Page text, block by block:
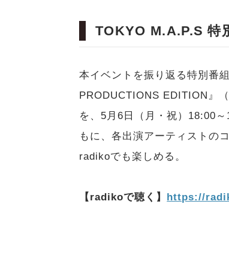
TOKYO M.A.P.S 特
本イベントを振り返る特別番
PRODUCTIONS EDITION』
を、5月6日（月・祝）18:00
もに、各出演アーティストの
radikoでも楽しめる。
【radikoで聴く】 https://